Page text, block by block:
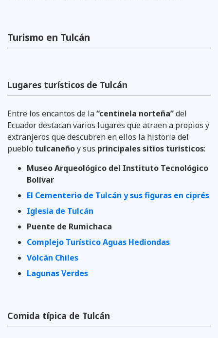
Turismo en Tulcán
Lugares turísticos de Tulcán
Entre los encantos de la“centinela norteña”del
Ecuador destacan varios lugares que atraen a propios y
extranjeros que descubren en ellos la historia del
pueblo tulcaneñoy sus principales sitios turisticos:
Museo Arqueológico del Instituto Tecnológico
Bolívar
El Cementerio de Tulcán y sus figuras en ciprés
Iglesia de Tulcán
Puente de Rumichaca
Complejo Turístico Aguas Hediondas
Volcán Chiles
Lagunas Verdes
Comida típica de Tulcán